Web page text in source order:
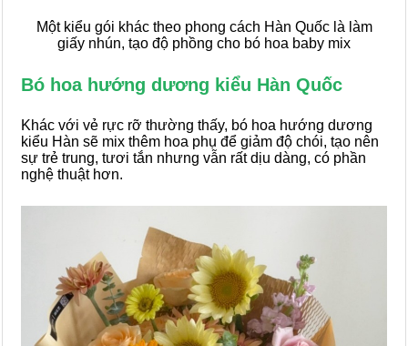
Một kiểu gói khác theo phong cách Hàn Quốc là làm
giấy nhún, tạo độ phồng cho bó hoa baby mix
Bó hoa hướng dương kiểu Hàn Quốc
Khác với vẻ rực rỡ thường thấy, bó hoa hướng dương
kiểu Hàn sẽ mix thêm hoa phụ để giảm độ chói, tạo nên
sự trẻ trung, tươi tắn nhưng vẫn rất dịu dàng, có phần
nghệ thuật hơn.